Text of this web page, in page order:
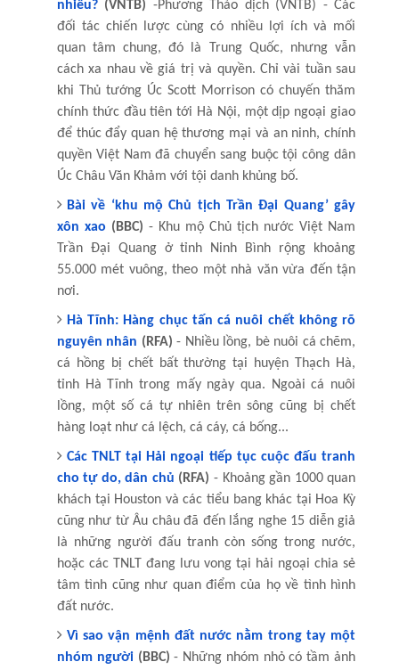
nhiều?(VNTB) -Phương Thảo dịch (VNTB) - Các
đối tác chiến lược cùng có nhiều lợi ích và mối
quan tâm chung, đó là Trung Quốc, nhưng vẫn
cách xa nhau về giá trị và quyền. Chỉ vài tuần sau
khi Thủ tướng Úc Scott Morrison có chuyến thăm
chính thức đầu tiên tới Hà Nội, một dịp ngoại giao
để thúc đẩy quan hệ thương mại và an ninh, chính
quyền Việt Nam đã chuyển sang buộc tội công dân
Úc Châu Văn Khảm với tội danh khủng bố.
Bài về ‘khu mộ Chủ tịch Trần Đại Quang’ gây
xôn xao (BBC) - Khu mộ Chủ tịch nước Việt Nam
Trần Đại Quang ở tỉnh Ninh Bình rộng khoảng
55.000 mét vuông, theo một nhà văn vừa đến tận
nơi.
Hà Tĩnh: Hàng chục tấn cá nuôi chết không rõ
nguyên nhân (RFA) - Nhiều lồng, bè nuôi cá chẽm,
cá hồng bị chết bất thường tại huyện Thạch Hà,
tỉnh Hà Tĩnh trong mấy ngày qua. Ngoài cá nuôi
lồng, một số cá tự nhiên trên sông cũng bị chết
hàng loạt như cá lệch, cá cáy, cá bống...
Các TNLT tại Hải ngoại tiếp tục cuộc đấu tranh
cho tự do, dân chủ (RFA) - Khoảng gần 1000 quan
khách tại Houston và các tiểu bang khác tại Hoa Kỳ
cũng như từ Âu châu đã đến lắng nghe 15 diễn giả
là những người đấu tranh còn sống trong nước,
hoặc các TNLT đang lưu vong tại hải ngoại chia sẻ
tâm tình cũng như quan điểm của họ về tình hình
đất nước.
Vì sao vận mệnh đất nước nằm trong tay một
nhóm người(BBC) - Những nhóm nhỏ có tầm ảnh